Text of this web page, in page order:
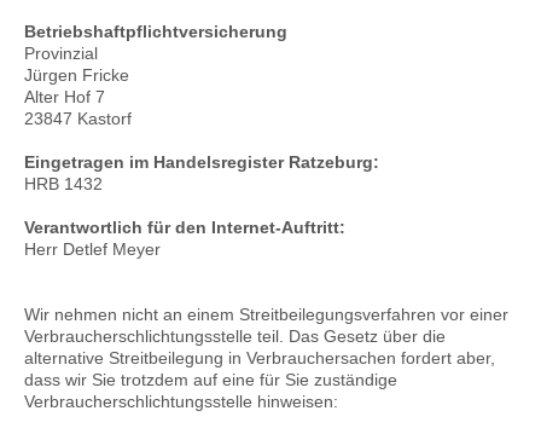
Betriebshaftpflichtversicherung
Provinzial
Jürgen Fricke
Alter Hof 7
23847 Kastorf
Eingetragen im Handelsregister Ratzeburg:
HRB 1432
Verantwortlich für den Internet-Auftritt:
Herr Detlef Meyer
Wir nehmen nicht an einem Streitbeilegungsverfahren vor einer
Verbraucherschlichtungsstelle teil. Das Gesetz über die
alternative Streitbeilegung in Verbrauchersachen fordert aber,
dass wir Sie trotzdem auf eine für Sie zuständige
Verbraucherschlichtungsstelle hinweisen: